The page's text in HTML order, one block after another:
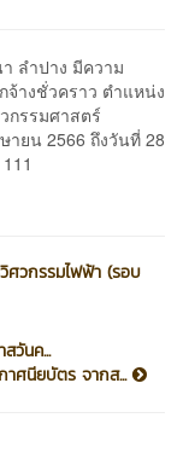
ลำปาง มีความ
จ้างชั่วคราว ตำแหน่ง
กรรมศาสตร์
ายน 2566 ถึงวันที่ 28
ศวกรรมไฟฟ้า (รอบ
วันค...
าศนียบัตร จากส...